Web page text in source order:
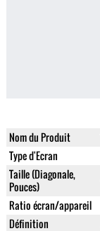
Nom du Produit
Type d'Ecran
Taille (Diagonale,
Pouces)
Ratio écran/appareil
Définition